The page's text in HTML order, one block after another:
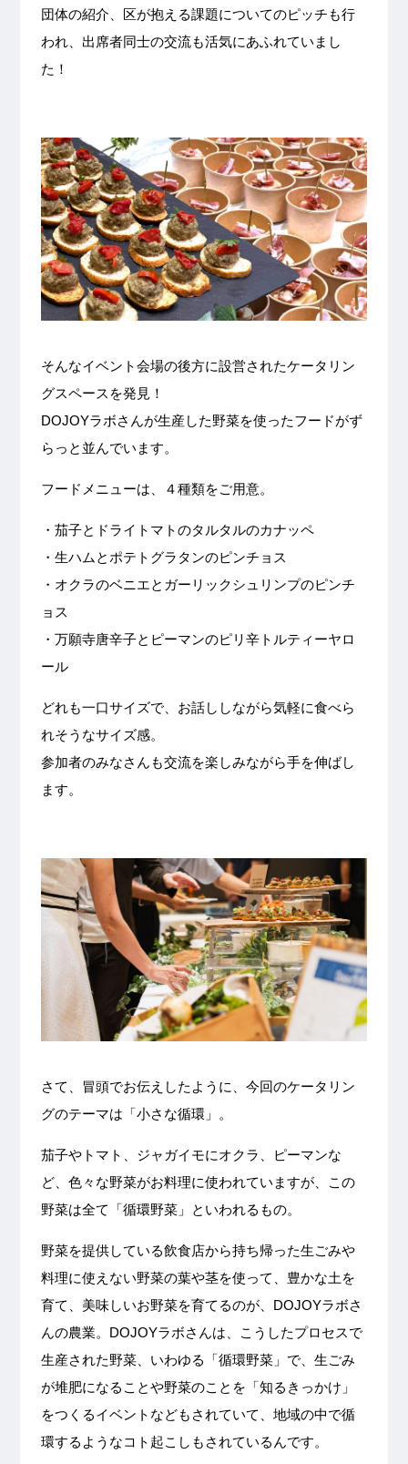
団体の紹介、区が抱える課題についてのピッチも行
われ、出席者同士の交流も活気にあふれていまし
た！
そんなイベント会場の後方に設営されたケータリン
グスペースを発見！
DOJOYラボさんが生産した野菜を使ったフードがず
らっと並んでいます。
フードメニューは、４種類をご用意。
・茄子とドライトマトのタルタルのカナッペ
・生ハムとポテトグラタンのピンチョス
・オクラのベニエとガーリックシュリンプのピンチ
ョス
・万願寺唐辛子とピーマンのピリ辛トルティーヤロ
ール
どれも一口サイズで、お話ししながら気軽に食べら
れそうなサイズ感。
参加者のみなさんも交流を楽しみながら手を伸ばし
ます。
さて、冒頭でお伝えしたように、今回のケータリン
グのテーマは「小さな循環」。
茄子やトマト、ジャガイモにオクラ、ピーマンな
ど、色々な野菜がお料理に使われていますが、この
野菜は全て「循環野菜」といわれるもの。
野菜を提供している飲食店から持ち帰った生ごみや
料理に使えない野菜の葉や茎を使って、豊かな土を
育て、美味しいお野菜を育てるのが、DOJOYラボさ
んの農業。DOJOYラボさんは、こうしたプロセスで
生産された野菜、いわゆる「循環野菜」で、生ごみ
が堆肥になることや野菜のことを「知るきっかけ」
をつくるイベントなどもされていて、地域の中で循
環するようなコト起こしもされているんです。